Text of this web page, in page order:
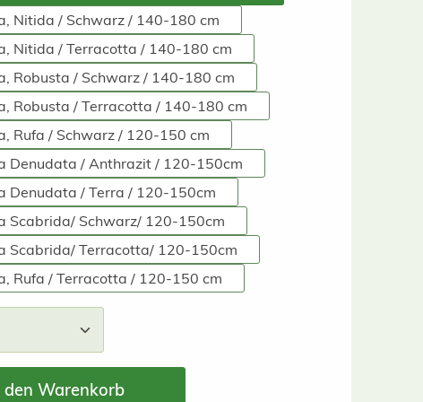
Nitida / Schwarz / 140-180 cm
Nitida / Terracotta / 140-180 cm
Robusta / Schwarz / 140-180 cm
Robusta / Terracotta / 140-180 cm
Rufa / Schwarz / 120-150 cm
Denudata / Anthrazit / 120-150cm
Denudata / Terra / 120-150cm
Scabrida/ Schwarz/ 120-150cm
Scabrida/ Terracotta/ 120-150cm
Rufa / Terracotta / 120-150 cm
Anzahl: Gib den gewünschten Wert ein
den Warenkorb